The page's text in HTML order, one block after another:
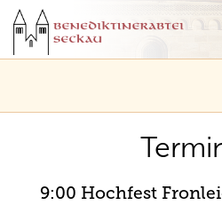
9:00 Hochfest